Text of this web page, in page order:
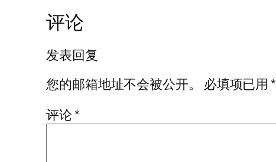
评论
发表回复
您的邮箱地址不会被公开。
必填项已用*
评论*